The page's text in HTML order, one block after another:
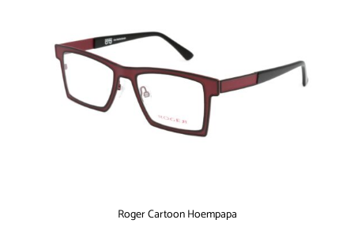
Roger Cartoon Hoempapa